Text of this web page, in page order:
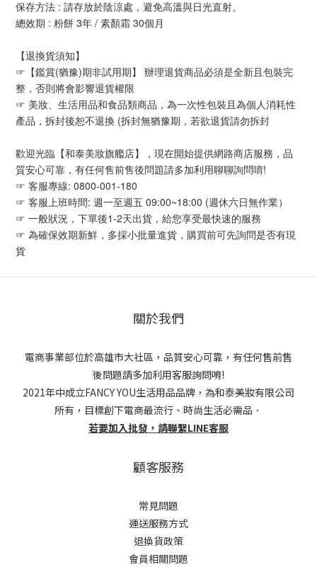
保存方法 : 請存放於陰涼處，避免高溫與日光直射。
總效期 : 粉餅 3年 / 素顏霜 30個月
【退換貨須知】
☞【鑑賞(猶豫)期非試用期】 辦理退貨商品必須是全新且包裝完
整，否則將會影響退貨權限
☞ 美妝、生活用品和食品類商品，為一次性包裝且為個人消耗性
產品，拆封後恕不退換 (拆封無猶豫期，若欲退貨請勿拆封
歡迎光臨【和泰美妝旗艦店】，現在開始提供網路商店服務，品
質安心可靠，有任何售前售後問題請多加利用聊聊詢問唷!
☞ 客服專線: 0800-001-180
☞ 客服上班時間: 週一至週五 09:00~18:00 (週休六日無作業）
☞ 一般狀況，下單後1-2天出貨，給您享受最快速的服務
☞ 為確保效期新鮮，多採小批量進貨，購買前可先詢問是否有現
貨
關於我們
電商事業部位於高雄市大社區，品質安心可靠，有任何售前售
後問題請多加利用客服詢問唷!
2021年中成立FANCY YOU生活用品品牌，為和泰美妝有限公司
所有，目標創下電商最流行、時尚生活必需品．
若要加入批發，請聯繫LINE客服
顧客服務
常見問題
運送服務方式
退換貨政策
會員相關問題